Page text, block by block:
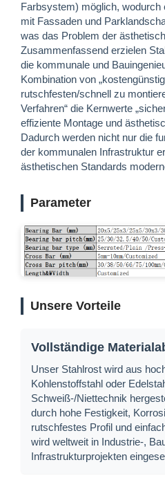
Farbsystem) möglich, wodurch
mit Fassaden und
was das Problem der
Zusammenfassend erzielen
die kommunale und
Kombination von
rutschfesten/schnell zu
Verfahren“ die Kernwerte
effiziente Montage und
Dadurch werden nicht nur die
der kommunalen Infrastruktur
ästhetischen Standards
Parameter
Unsere Vorteile
Vollständige
Unser Stahlrost wird aus
Kohlenstoffstahl oder
Schweiß-/Niettechnik
durch hohe Festigkeit,
rutschfestes Profil und
wird weltweit in Industrie-,
Infrastrukturprojekten